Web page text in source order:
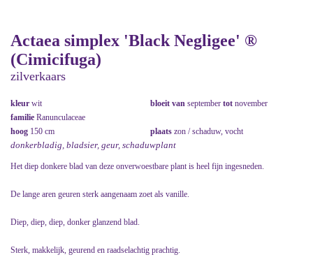
Actaea simplex 'Black Negligee' ®
(Cimicifuga)
zilverkaars
kleur wit bloeit van september tot november
familie Ranunculaceae
hoog 150 cm plaats zon / schaduw, vocht
donkerbladig, bladsier, geur, schaduwplant
Het diep donkere blad van deze onverwoestbare plant is heel fijn ingesneden.
De lange aren geuren sterk aangenaam zoet als vanille.
Diep, diep, diep, donker glanzend blad.
Sterk, makkelijk, geurend en raadselachtig prachtig.